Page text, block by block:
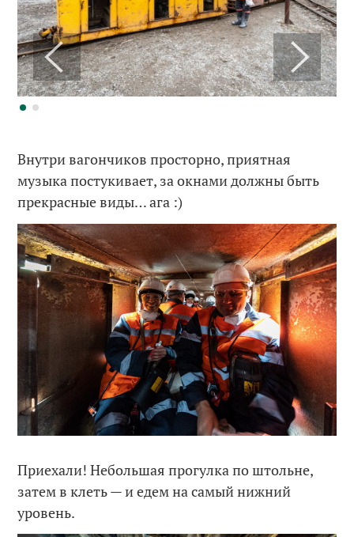
Внутри вагончиков просторно, приятная
музыка постукивает, за окнами должны быть
прекрасные виды… ага :)
Приехали! Небольшая прогулка по штольне,
затем в клеть — и едем на самый нижний
уровень.